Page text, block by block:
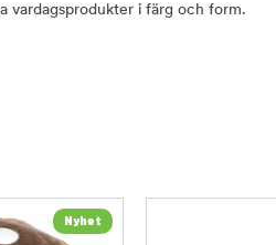
vardagsprodukter i färg och form.